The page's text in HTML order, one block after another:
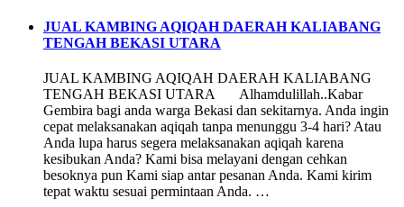
JUAL KAMBING AQIQAH DAERAH KALIABANG
TENGAH BEKASI UTARA
JUAL KAMBING AQIQAH DAERAH KALIABANG
TENGAH BEKASI UTARA Alhamdulillah..Kabar
Gembira bagi anda warga Bekasi dan sekitarnya. Anda ingin
cepat melaksanakan aqiqah tanpa menunggu 3-4 hari? Atau
Anda lupa harus segera melaksanakan aqiqah karena
kesibukan Anda? Kami bisa melayani dengan cehkan
besoknya pun Kami siap antar pesanan Anda. Kami kirim
tepat waktu sesuai permintaan Anda. …